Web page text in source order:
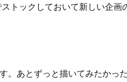
トックしておいて新しい企画
あとずっと描いてみたかっ